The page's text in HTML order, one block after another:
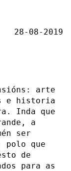
28-08-2019
arte
e historia
Inda que
a
ser
polo que
de
para as